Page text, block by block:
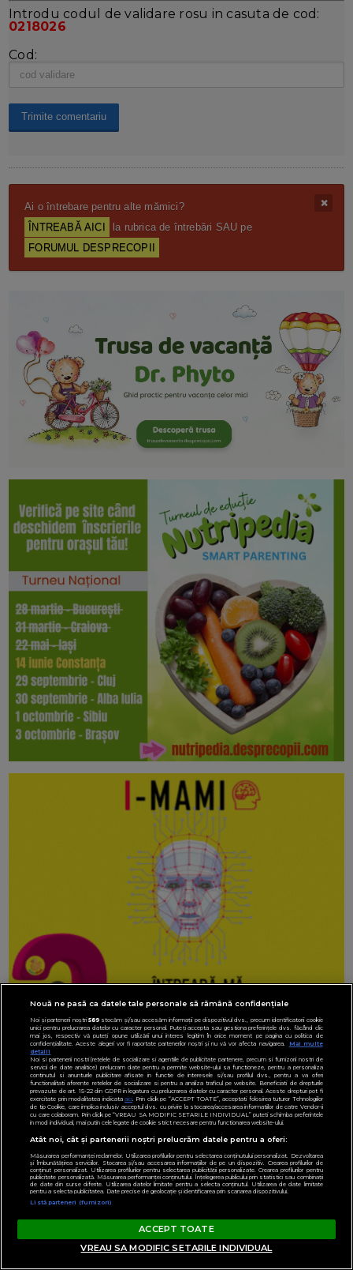
Introdu codul de validare rosu in casuta de cod:
0218026
Cod:
Ai o întrebare pentru alte mămici?
ÎNTREABĂ AICI
la rubrica de întrebări SAU pe
FORUMUL DESPRECOPII
Nouă ne pasă ca datele tale personale să rămână confidențiale
Noi și partenerii noștri589stocăm și/sau accesăm informații pe dispozitivul dvs., precum identificatorii cookie
unici pentru prelucrarea datelor cu caracter personal. Puteți accepta sau gestiona preferințele dvs. făcând clic
mai jos, respectiv vă puteți opune utilizării unui interes legitim în orice moment pe pagina cu politica de
confidențialitate. Aceste alegeri vor fi raportate partenerilor noștri și nu vă vor afecta navigarea.
Mai multe
detalii
Noi si partenerii nostri (retelele de socializare si agentiile de publicitate partenere, precum si furnizorii nostri de
servicii de date analitice) prelucram date pentru a permite website-ului sa functioneze, pentru a personaliza
continutul si anunturile publicitare afisate in functie de interesele si/sau profilul dvs., pentru a va oferi
functionalitati aferente retelelor de socializare si pentru a analiza traficul pe website. Beneficiati de drepturile
prevazute de art. 15-22 din GDPR in legatura cu prelucrarea datelor cu caracter personal. Aceste drepturi pot fi
exercitate prin modalitatea indicataaici. Prin click pe “ACCEPT TOATE”, acceptati folosirea tuturor Tehnologiilor
de tip Cookie, care implica inclusiv acceptul dvs. cu privire la stocarea/accesarea informatiilor de catre Vendor-ii
cu care colaboram. Prin click pe “VREAU SA MODIFIC SETARILE INDIVIDUAL” puteti schimba preferintele
in mod individual, mai putin cele legate de cookie strict necesare pentru functionarea website-ului.
Atât noi, cât și partenerii noștri prelucrăm datele pentru a oferi:
Măsurarea performanței reclamelor. Utilizarea profilurilor pentru selectarea conținutului personalizat. Dezvoltarea
și îmbunătățirea serviciilor. Stocarea și/sau accesarea informațiilor de pe un dispozitiv. Crearea profilurilor de
conținut personalizat. Utilizarea profilurilor pentru selectarea publicității personalizate. Crearea profilurilor pentru
publicitate personalizată. Măsurarea performanței conținutului. Înțelegerea publicului prin statistici sau combinații
de date din surse diferite. Utilizarea datelor limitate pentru a selecta conținutul. Utilizarea de date limitate
pentru a selecta publicitatea. Date precise de geolocație și identificarea prin scanarea dispozitivului.
Listă parteneri (furnizori)
ACCEPT TOATE
VREAU SA MODIFIC SETARILE INDIVIDUAL